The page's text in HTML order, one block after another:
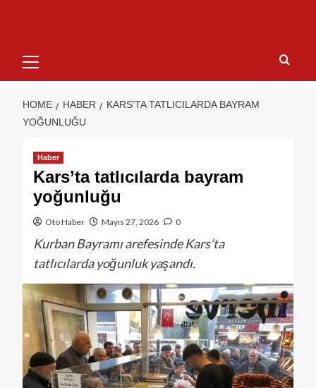
HOME HABER
KARS’TA TATLICILARDA BAYRAM
YOĞUNLUĞU
Haber
Kars’ta tatlıcılarda bayram
yoğunluğu
Oto Haber Mayıs 27, 2026 0
Kurban Bayramı arefesinde Kars’ta
tatlıcılarda yoğunluk yaşandı.